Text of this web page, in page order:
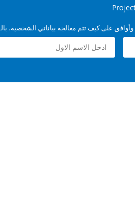
وأوافق على كيف تتم معالجة بياناتي الشخصية،